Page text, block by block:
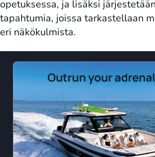
opetuksessa, ja lisäksi
tapahtumia, joissa tarkastellaan
eri näkökulmista.